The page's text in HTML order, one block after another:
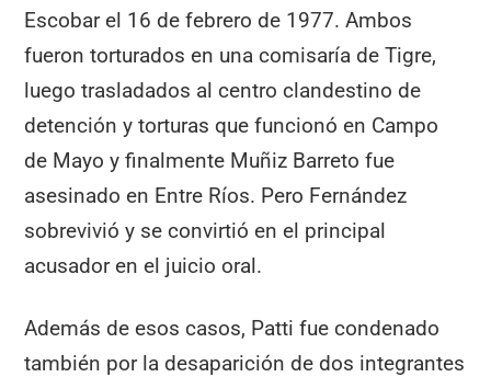
Escobar el 16 de febrero de 1977. Ambos
fueron torturados en una comisaría de Tigre,
luego trasladados al centro clandestino de
detención y torturas que funcionó en Campo
de Mayo y finalmente Muñiz Barreto fue
asesinado en Entre Ríos. Pero Fernández
sobrevivió y se convirtió en el principal
acusador en el juicio oral.
Además de esos casos, Patti fue condenado
también por la desaparición de dos integrantes